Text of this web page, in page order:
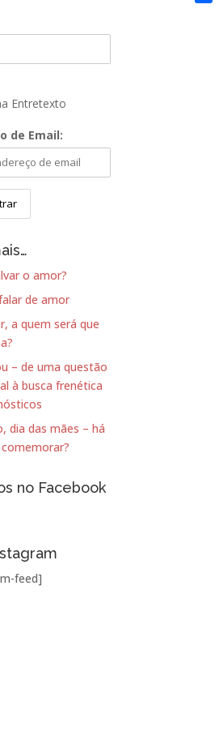
Entretexto
de Email:
o amor?
de amor
a quem será que
– de uma questão
à busca frenética
dia das mães – há
no Facebook
feed]